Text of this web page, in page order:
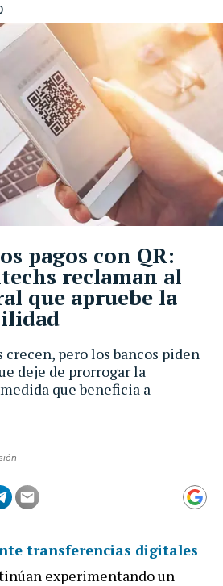
crecen, pero los bancos piden
deje de prorrogar la
que beneficia a
pagos con QR:
reclaman al
que apruebe la
transferencias digitales
experimentando un